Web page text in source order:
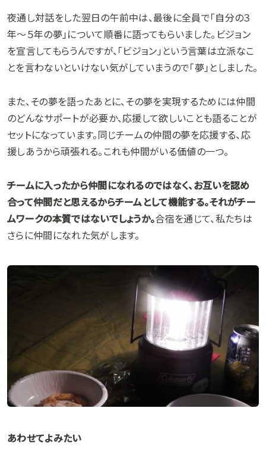
夜通し対話をした翌日の午前中は、最後に全員で「自分の３
年〜５年の夢」について順番に語ってもらいました。ビジョン
を宣言してもらうんですが、「ビジョン」という言葉は立派なこ
とを言わないといけない気がしていまうので「夢」としました。
また、その夢を語ったあとに、その夢を実現するためには仲間
のどんなサポートが必要か、応援して欲しいことも語ることが
セットになっています。同じチームの仲間の夢を応援する、応
援しあうから頑張れる。これも仲間がいる価値の一つ。
チームに入ったから仲間になれるのではなく、お互いを認め
合って仲間だと思えるからチームとして機能する。それがチー
ムワークの本質ではないでしょうか。合宿を通じて、私たちは
さらに仲間になれた気がします。
あわせてよみたい